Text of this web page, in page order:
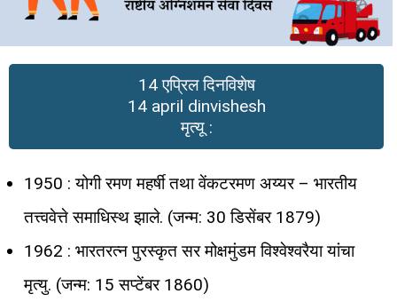
14 एप्रिल दिनविशेष
14 april dinvishesh
मृत्यू :
1950 : योगी रमण महर्षी तथा वेंकटरमण अय्यर – भारतीय
तत्त्ववेत्ते समाधिस्थ झाले. (जन्म: 30 डिसेंबर 1879)
1962 : भारतरत्न पुरस्कृत सर मोक्षमुंडम विश्वेश्वरैया यांचा
मृत्यु. (जन्म: 15 सप्टेंबर 1860)